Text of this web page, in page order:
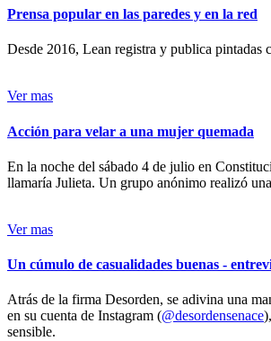
Prensa popular en las paredes y en la red
Desde 2016, Lean registra y publica pintadas
Ver mas
Acción para velar a una mujer quemada
En la noche del sábado 4 de julio en
llamaría Julieta. Un grupo anónimo realizó
Ver mas
Un cúmulo de casualidades buenas -
Atrás de la firma Desorden, se adivina una
en su cuenta de Instagram (@desordensenace
sensible.